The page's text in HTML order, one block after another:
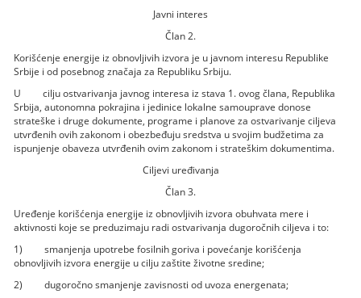
Javni interes
Član 2.
Korišćenje energije iz obnovljivih izvora je u javnom interesu Republike
Srbije i od posebnog značaja za Republiku Srbiju.
U cilju ostvarivanja javnog interesa iz stava 1. ovog člana, Republika
Srbija, autonomna pokrajina i jedinice lokalne samouprave donose
strateške i druge dokumente, programe i planove za ostvarivanje ciljeva
utvrđenih ovih zakonom i obezbeđuju sredstva u svojim budžetima za
ispunjenje obaveza utvrđenih ovim zakonom i strateškim dokumentima.
Ciljevi uređivanja
Član 3.
Uređenje korišćenja energije iz obnovljivih izvora obuhvata mere i
aktivnosti koje se preduzimaju radi ostvarivanja dugoročnih ciljeva i to:
1) smanjenja upotrebe fosilnih goriva i povećanje korišćenja
obnovljivih izvora energije u cilju zaštite životne sredine;
2) dugoročno smanjenje zavisnosti od uvoza energenata;